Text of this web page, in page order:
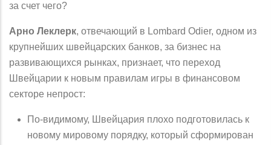
за счет чего?
Арно Леклерк, отвечающий в Lombard Odier, одном из
крупнейших швейцарских банков, за бизнес на
развивающихся рынках, признает, что переход
Швейцарии к новым правилам игры в финансовом
секторе непрост:
По-видимому, Швейцария плохо подготовилась к
новому мировому порядку, который сформирован